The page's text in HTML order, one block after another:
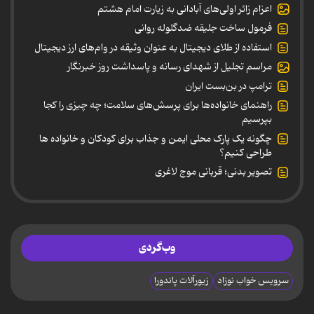
اعزام زائر اولی‌های آبادانی به زیارت امام هشتم
فرمول ساخت جلیقه ضدگلوله روانی
استفاده از طلای دیجیتال به عنوان وثیقه در وام‌های ارز دیجیتال
مراسم تجلیل از شهدای رسانه و پاسداشت روز خبرنگار
ترامپ در بن‌بست ایران
راهنمای خانواده‌ها برای پرسش‌های سلامت؛ چه چیزی را کجا
بپرسیم
چگونه یک پارک محلی ایمن و جذاب برای کودکان و خانواده ها
طراحی کنیم؟
تصویر بدنی؛ قربانی موج لاغری
وب‌گردی
سرویس خواب نوزاد زیورآلات پاندورا